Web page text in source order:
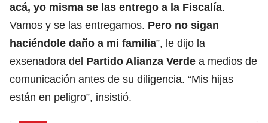
acá, yo misma se las entrego a la Fiscalía.
Vamos y se las entregamos. Pero no sigan
haciéndole daño a mi familia”, le dijo la
exsenadora del Partido Alianza Verde a medios de
comunicación antes de su diligencia. “Mis hijas
están en peligro”, insistió.